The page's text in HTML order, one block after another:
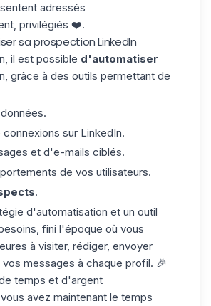
adressés
privilégiés ❤️.
sa prospection LinkedIn
il est possible d'automatiser
grâce à des outils permettant de
sur LinkedIn.
et d'e-mails ciblés.
de vos utilisateurs.
.
d'automatisation et un outil
fini l'époque où vous
à visiter, rédiger, envoyer
messages à chaque profil. 🎉
temps et d'argent
avez maintenant le temps